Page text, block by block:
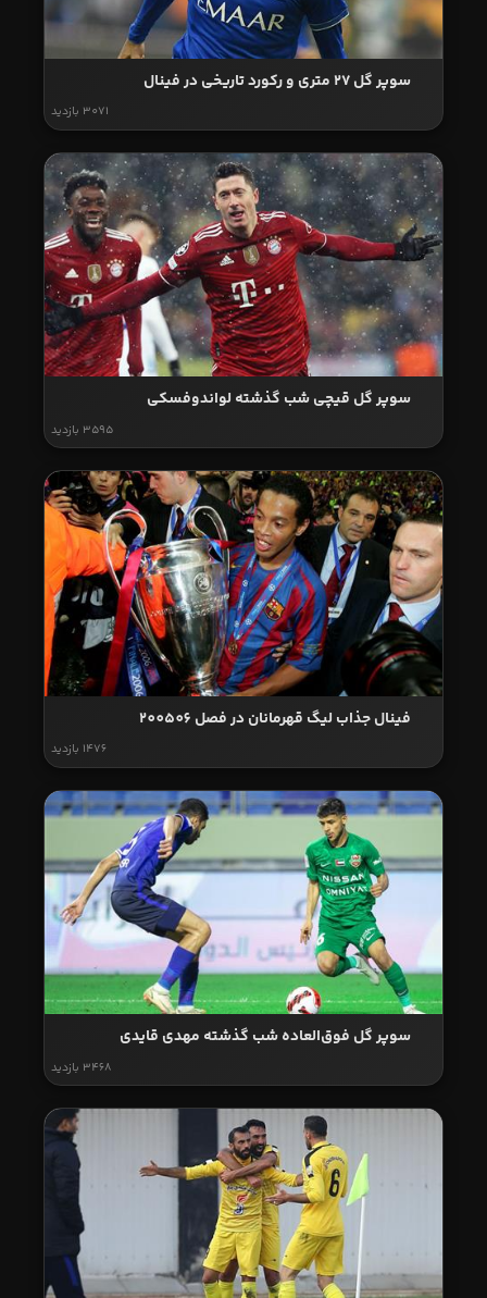
سوپر گل 27 متری و رکورد تاریخی در فینال
3071 بازدید
سوپر گل قیچی شب گذشته لواندوفسکی
3595 بازدید
فینال جذاب لیگ قهرمانان در فصل 200506
1476 بازدید
سوپر گل فوق‌العاده شب گذشته مهدی قایدی
3468 بازدید